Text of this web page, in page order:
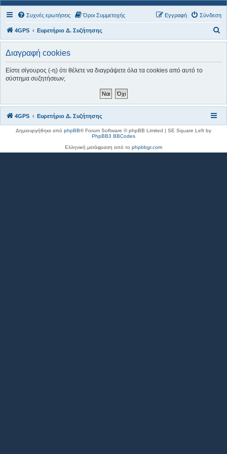
Συχνές ερωτήσεις Όροι Συμμετοχής Σύνδεση
Εγγραφή
4GPS Ευρετήριο Δ. Συζήτησης
ν
η
η
Διαγραφή cookies
Είστε σίγουρος (-η) ότι θέλετε να διαγράψετε όλα τα cookies από αυτό το
σύστημα συζητήσεων;
4GPS Ευρετήριο Δ. Συζήτησης
Δημιουργήθηκε από phpBB® Forum Software © phpBB Limited | SE Square Left by
PhpBB3 BBCodes
Ελληνική μετάφραση από το phpbbgr.com